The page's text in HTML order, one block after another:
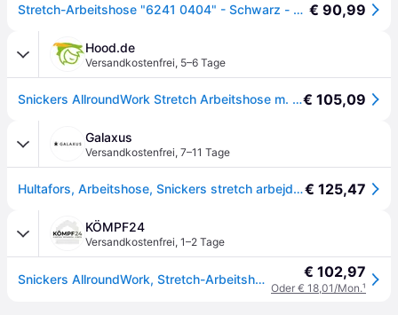
Stretch-Arbeitshose "6241 0404" - Schwarz - mit Holster - Gr.50 € 90,99
Hood.de
Versandkostenfrei, 5–6 Tage
Snickers AllroundWork Stretch Arbeitshose m. Holstertaschen, EN 14404 Schwarz€ 105,09
Galaxus
Versandkostenfrei, 7–11 Tage
Hultafors, Arbeitshose, Snickers stretch arbejdsbukser m. haengelommer 6241 sort str. 52 (52)€ 125,47
KÖMPF24
Versandkostenfrei, 1–2 Tage
Snickers AllroundWork, Stretch-Arbeitshose mit Holstertaschen 120 schwarz-schwarz € 102,97
Oder € 18,01/Mon.¹